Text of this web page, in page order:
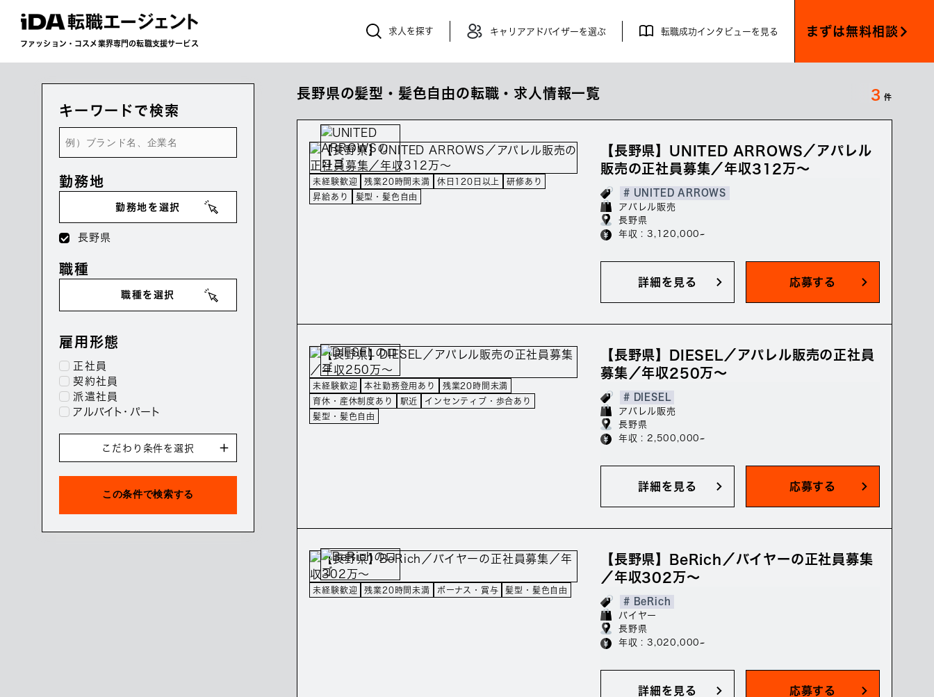
ファッション・コスメ業界専門の転職支援サービス
求人を探す キャリアアドバイザーを選ぶ 転職成功インタビューを見る まずは無料相談
キーワードで検索
勤務地
勤務地を選択
長野県
職種
職種を選択
雇用形態
正社員
契約社員
派遣社員
アルバイト・パート
こだわり条件を選択
長野県の髪型・髪色自由の転職・求人情報一覧 3 件
未経験歓迎 残業20時間未満 休日120日以上
研修あり
昇給あり
髪型・髪色自由
【長野県】UNITED ARROWS／アパレル
販売の正社員募集／年収312万～
# UNITED ARROWS
アパレル販売
長野県
年収 : 3,120,000~
詳細を見る 応募する
未経験歓迎 本社勤務登用あり
残業20時間未満
育休・産休制度あり
駅近
インセンティブ・歩合あり
髪型・髪色自由
【長野県】DIESEL／アパレル販売の正社員
募集／年収250万～
# DIESEL
アパレル販売
長野県
年収 : 2,500,000~
詳細を見る 応募する
未経験歓迎 残業20時間未満 ボーナス・賞与 髪型・髪色自由
【長野県】BeRich／バイヤーの正社員募集
／年収302万～
# BeRich
バイヤー
長野県
年収 : 3,020,000~
詳細を見る 応募する